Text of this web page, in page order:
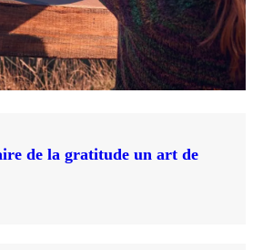
de la gratitude un art de